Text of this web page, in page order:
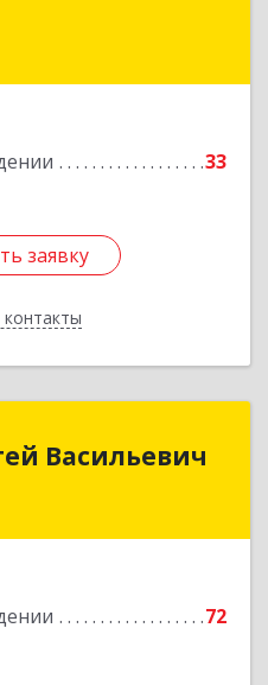
33
заявку
Подробнее
заявку
Васильевич
72
Васильевич
Богородицкий р-н,